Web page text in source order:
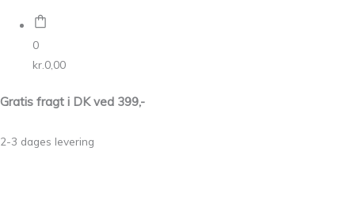
0
kr. 0,00
Gratis fragt i DK ved 399,-
2-3 dages levering